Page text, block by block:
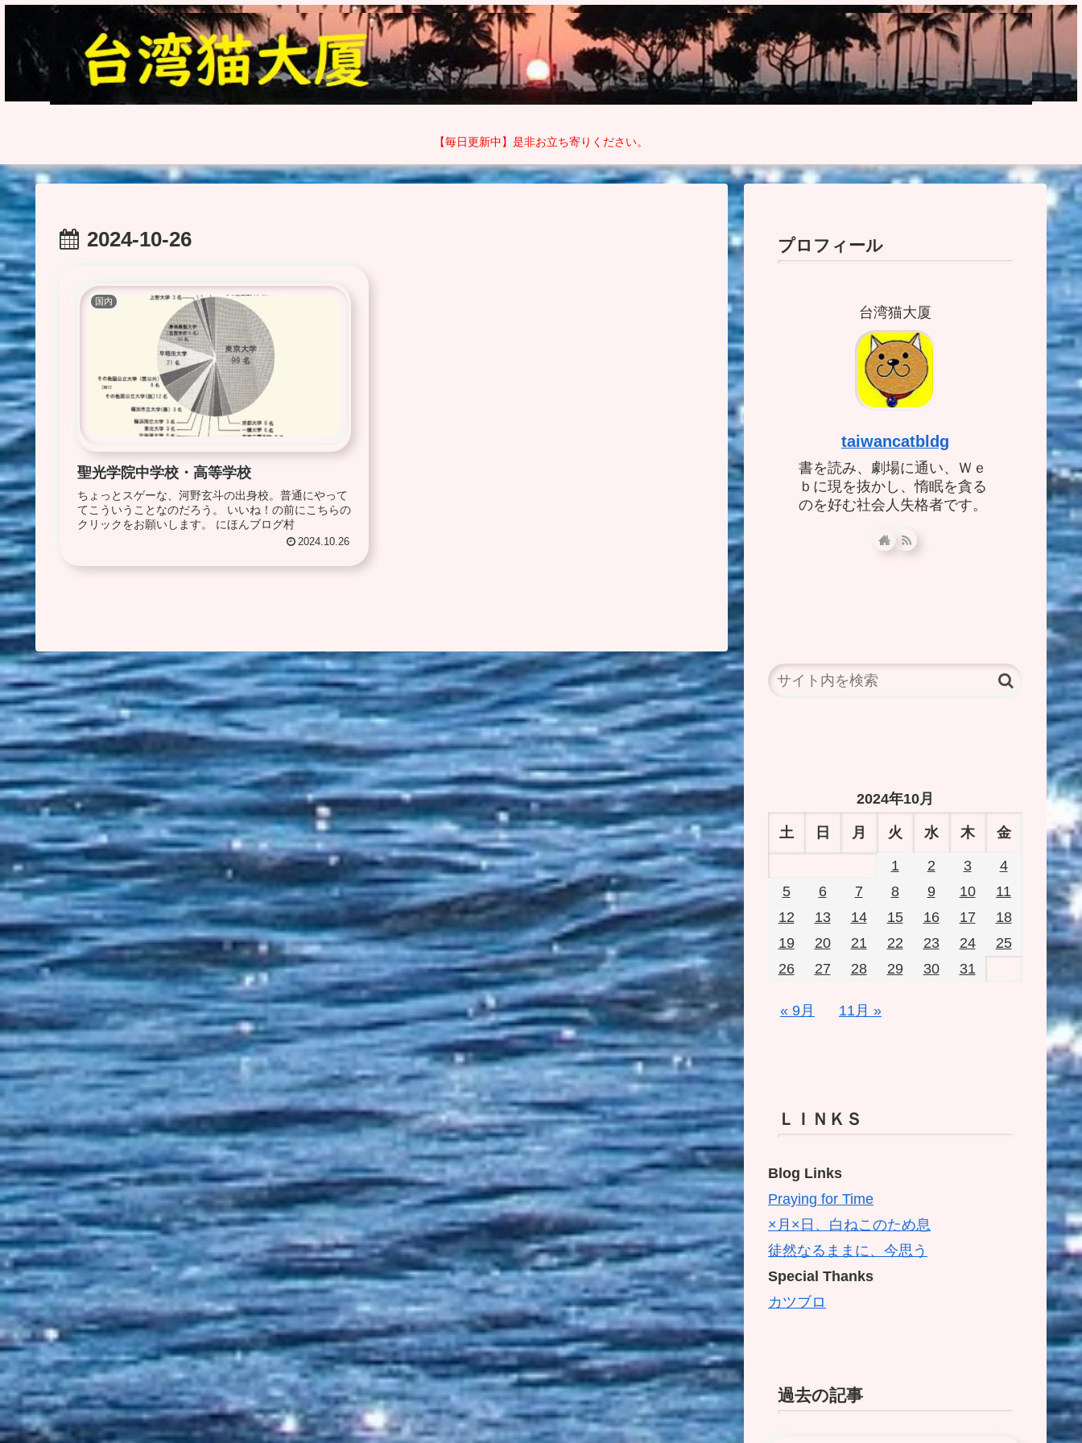
【毎日更新中】是非お立ち寄りください。
2024-10-26
国内
聖光学院中学校・高等学校
ちょっとスゲーな、河野玄斗の出身校。普通にやって
てこういうことなのだろう。 いいね！の前にこちらの
クリックをお願いします。 にほんブログ村
2024.10.26
プロフィール
台湾猫大厦
taiwancatbldg
書を読み、劇場に通い、Ｗｅ
ｂに現を抜かし、惰眠を貪る
のを好む社会人失格者です。
2024年10月
土 日 月 火 水 木 金
1 2 3
4
5
6 7 8 9 10
11
12
13 14 15 16 17
18
19
20 21 22 23 24
25
26
27 28 29 30 31
« 9月 11月 »
ＬＩＮＫＳ
Blog Links
Praying for Time
×月×日、白ねこのため息
徒然なるままに、今思う
Special Thanks
カツブロ
過去の記事